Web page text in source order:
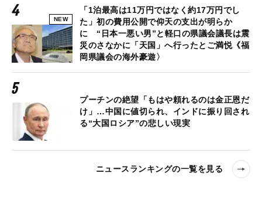
NEW
「1泊最高は11万円ではなく約17万円でし
た」初の費用公開で仰天の支出が明らか
に “日本一悪い男”と軽口の県議会議長は震
災のさなかに「天国」へ行ったとご満悦《福
岡県議会の海外豪遊〉
プーチンの絶望「もはや頼れるのは金正恩だ
け」…中国に値切られ、インドに振り回され
る“大国ロシア”の悲しい現実
ニュースランキングの一覧を見る